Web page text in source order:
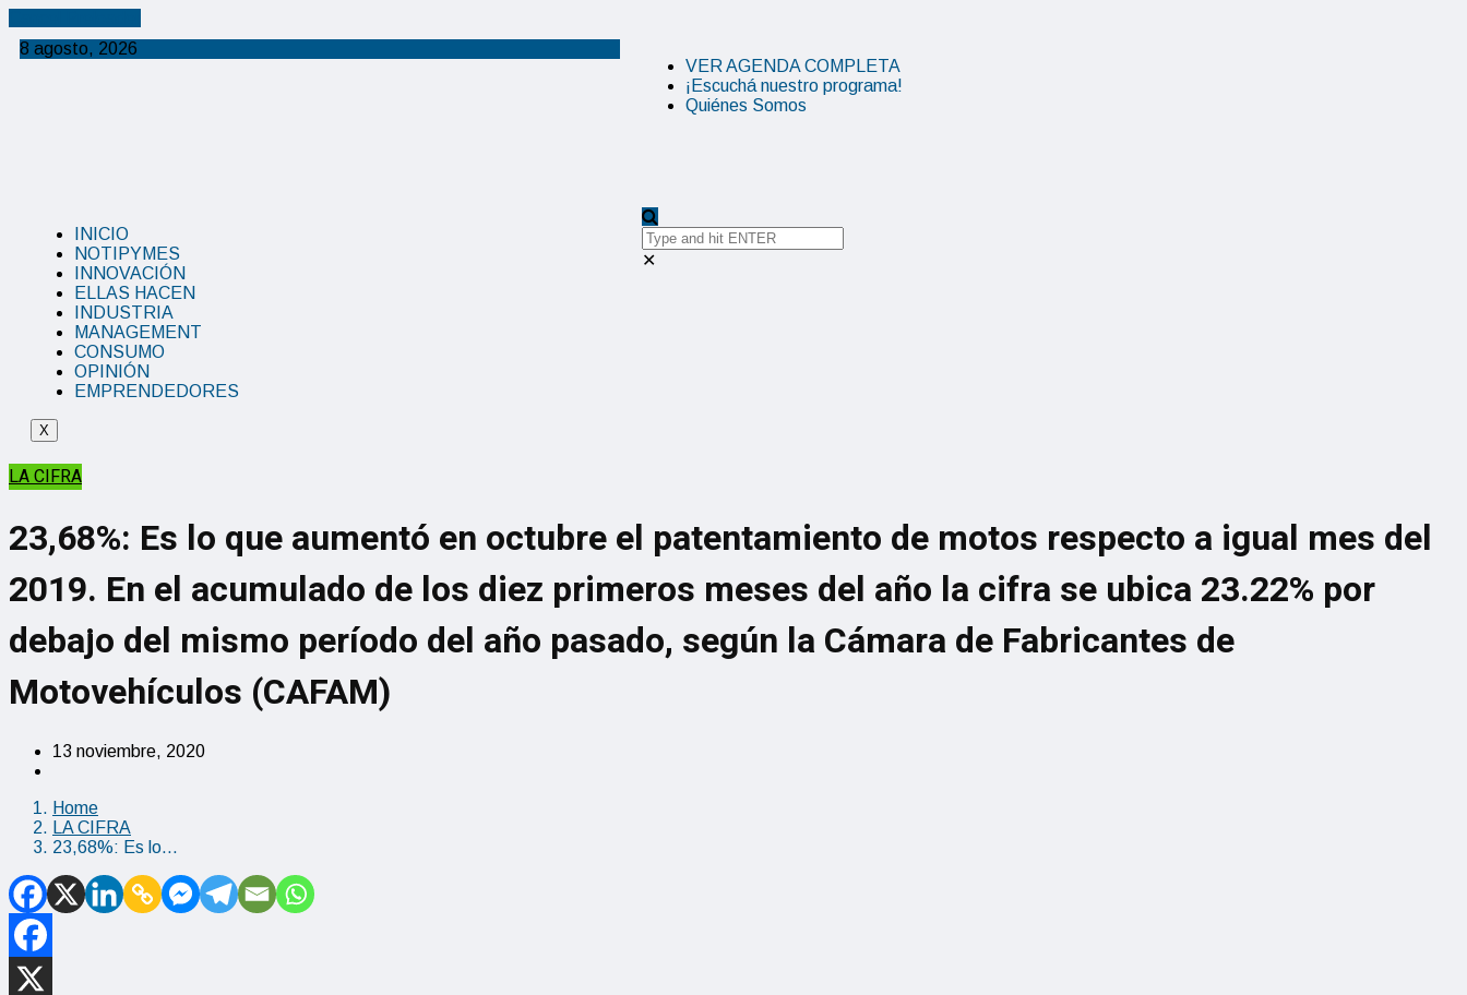
8 agosto, 2026
VER AGENDA COMPLETA
¡Escuchá nuestro programa!
Quiénes Somos
INICIO
NOTIPYMES
INNOVACIÓN
ELLAS HACEN
INDUSTRIA
MANAGEMENT
CONSUMO
OPINIÓN
EMPRENDEDORES
X
✕
LA CIFRA
23,68%: Es lo que aumentó en octubre el patentamiento de motos respecto a igual mes del
2019. En el acumulado de los diez primeros meses del año la cifra se ubica 23.22% por
debajo del mismo período del año pasado, según la Cámara de Fabricantes de
Motovehículos (CAFAM)
13 noviembre, 2020
Home
LA CIFRA
23,68%: Es lo…